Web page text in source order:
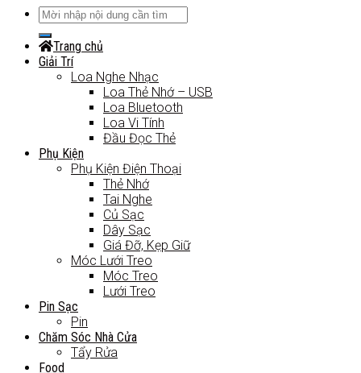
Trang chủ
Giải Trí
Loa Nghe Nhạc
Loa Thẻ Nhớ – USB
Loa Bluetooth
Loa Vi Tính
Đầu Đọc Thẻ
Phụ Kiện
Phụ Kiện Điện Thoại
Thẻ Nhớ
Tai Nghe
Củ Sạc
Dây Sạc
Giá Đỡ, Kẹp Giữ
Móc Lưới Treo
Móc Treo
Lưới Treo
Pin Sạc
Pin
Chăm Sóc Nhà Cửa
Tẩy Rửa
Food